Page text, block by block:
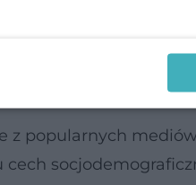
z objawami
z popularnych mediów
cech